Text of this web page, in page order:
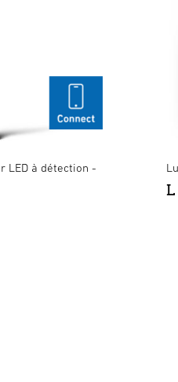
LED à détection -